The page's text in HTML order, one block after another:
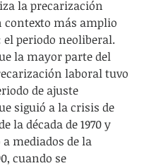
la precarización
contexto más amplio
el periodo neoliberal.
la mayor parte del
laboral tuvo
de ajuste
siguió a la crisis de
la década de 1970 y
mediados de la
cuando se